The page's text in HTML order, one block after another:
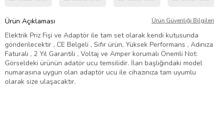
Ürün Açıklaması Ürün Güvenliği Bilgileri
Elektrik Priz Fişi ve Adaptör ile tam set olarak kendi kutusunda
gönderilecektir , CE Belgeli , Sıfır ürün, Yüksek Performans , Adınıza
Faturalı , 2 Yıl Garantili , Voltaj ve Amper korumalı Önemli Not:
Görseldeki ürünün adatör ucu temsilidir. İlan başlığındaki model
numarasına uygun olan adaptör ucu ile cihazınıza tam uyumlu
olarak size ulaşacaktır.